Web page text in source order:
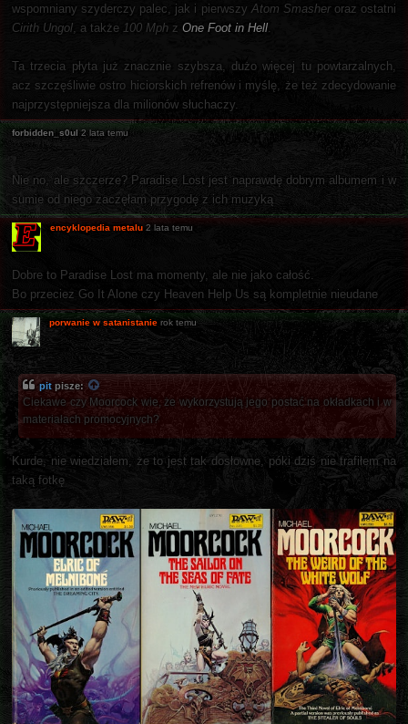
wspomniany szyderczy palec, jak i pierwszy Atom Smasheroraz ostatni
Cirith Ungol , a także 100 Mph z One Foot in Hell
Ta trzecia płyta już znacznie szybsza, dużo więcej tu powtarzalnych,
acz szczęśliwie ostro hiciorskich refrenów i myślę, że też zdecydowanie
najprzystępniejsza dla milionów słuchaczy.
forbidden_s0ul 2 lata temu
Nie no, ale szczerze? Paradise Lost jest naprawdę dobrym albumem i w
sumie od niego zaczęłam przygodę z ich muzyką
encyklopedia metalu 2 lata temu
Dobre to Paradise Lost ma momenty, ale nie jako całość.
Bo przeciez Go It Alone czy Heaven Help Us są kompletnie nieudane
porwanie w satanistanie rok temu
pit pisze:
Ciekawe czy Moorcock wie, że wykorzystują jego postać na okładkach i w
materiałach promocyjnych?
Kurde, nie wiedziałem, że to jest tak dosłowne, póki dziś nie trafiłem na
taką fotkę